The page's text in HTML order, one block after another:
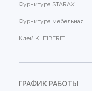
Фурнитура STARAX
Фурнитура мебельная
Клей KLEIBERIT
ГРАФИК РАБОТЫ